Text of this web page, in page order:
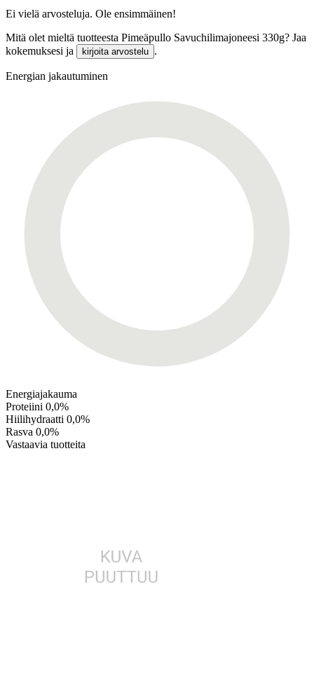
Ei vielä arvosteluja. Ole ensimmäinen!
Mitä olet mieltä tuotteesta Pimeäpullo Savuchilimajoneesi 330g? Jaa
kokemuksesi ja
kirjoita arvostelu .
Energian jakautuminen
Energiajakauma
Proteiini 0,0%
Hiilihydraatti 0,0%
Rasva 0,0%
Vastaavia tuotteita